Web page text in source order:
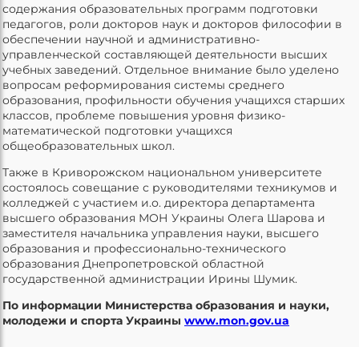
содержания образовательных программ подготовки
педагогов, роли докторов наук и докторов философии в
обеспечении научной и административно-
управленческой составляющей деятельности высших
учебных заведений. Отдельное внимание было уделено
вопросам реформирования системы среднего
образования, профильности обучения учащихся старших
классов, проблеме повышения уровня физико-
математической подготовки учащихся
общеобразовательных школ.
Также в Криворожском национальном университете
состоялось совещание с руководителями техникумов и
колледжей с участием и.о. директора департамента
высшего образования МОН Украины Олега Шарова и
заместителя начальника управления науки, высшего
образования и профессионально-технического
образования Днепропетровской областной
государственной администрации Ирины Шумик.
По информации Министерства образования и науки,
молодежи и спорта Украины www.mon.gov.ua